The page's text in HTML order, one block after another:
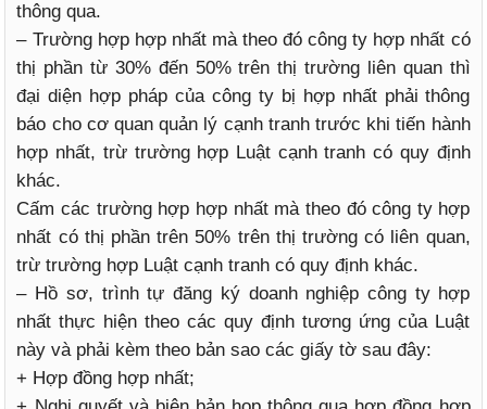
thông qua.
– Trường hợp hợp nhất mà theo đó công ty hợp nhất có
thị phần từ 30% đến 50% trên thị trường liên quan thì
đại diện hợp pháp của công ty bị hợp nhất phải thông
báo cho cơ quan quản lý cạnh tranh trước khi tiến hành
hợp nhất, trừ trường hợp Luật cạnh tranh có quy định
khác.
Cấm các trường hợp hợp nhất mà theo đó công ty hợp
nhất có thị phần trên 50% trên thị trường có liên quan,
trừ trường hợp Luật cạnh tranh có quy định khác.
– Hồ sơ, trình tự đăng ký doanh nghiệp công ty hợp
nhất thực hiện theo các quy định tương ứng của Luật
này và phải kèm theo bản sao các giấy tờ sau đây:
+ Hợp đồng hợp nhất;